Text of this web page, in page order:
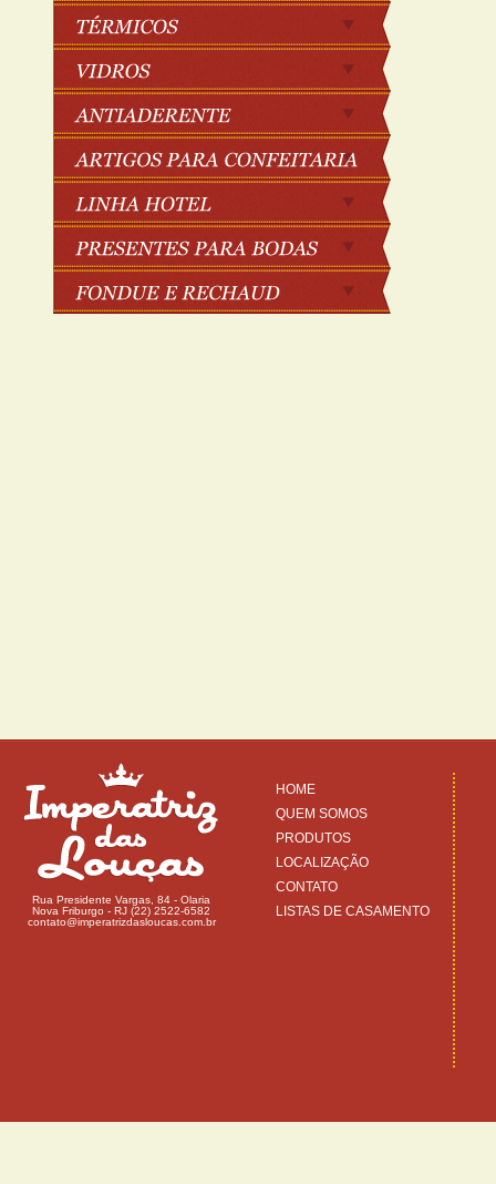
Rua Presidente Vargas, 84 - Olaria
Nova Friburgo - RJ (22) 2522-6582
contato@imperatrizdasloucas.com.br
HOME
QUEM SOMOS
PRODUTOS
LOCALIZAÇÃO
CONTATO
LISTAS DE CASAMENTO